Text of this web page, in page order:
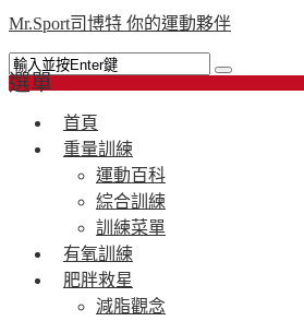
Mr.Sport司博特 你的運動夥伴
選單
首頁
重量訓練
運動百科
綜合訓練
訓練菜單
有氧訓練
肥胖救星
減脂觀念